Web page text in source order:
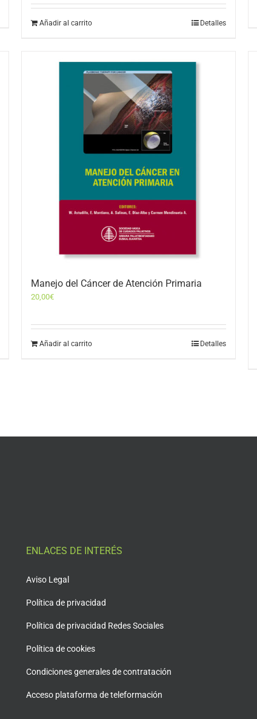
Añadir al carrito Detalles
Manejo del Cáncer de Atención Primaria
20,00€
Añadir al carrito Detalles
ENLACES DE INTERÉS
Aviso Legal
Política de privacidad
Política de privacidad Redes Sociales
Política de cookies
Condiciones generales de contratación
Acceso plataforma de teleformación